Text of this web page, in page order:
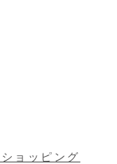
ョッピング